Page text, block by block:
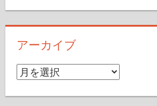
アーカイブ
ア